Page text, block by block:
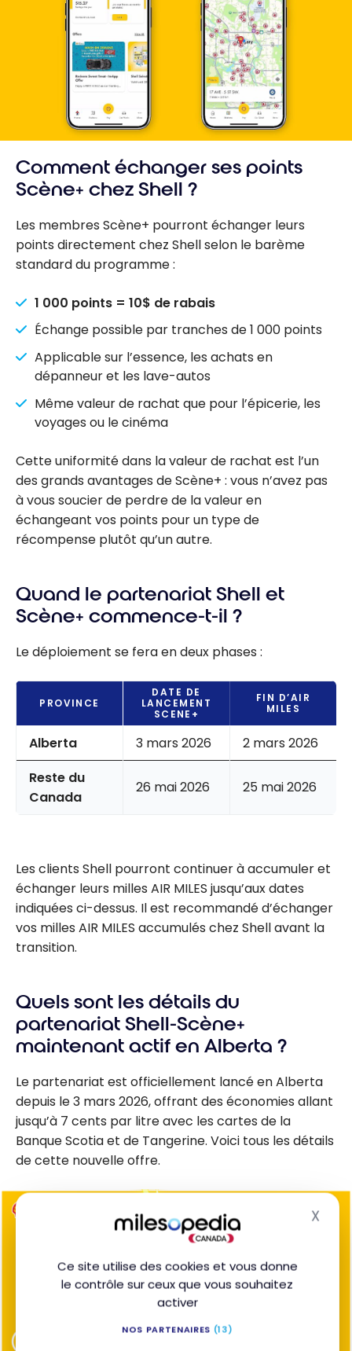
Ce site utilise des cookies et vous donne
le contrôle sur ceux que vous souhaitez
activer
NOS PARTENAIRES (13)
X
Comment échanger ses points
Scène+ chez Shell ?
Les membres Scène+ pourront échanger leurs
points directement chez Shell selon le barème
standard du programme :
1 000 points = 10$ de rabais
Échange possible par tranches de 1 000 points
Applicable sur l’essence, les achats en
dépanneur et les lave-autos
Même valeur de rachat que pour l’épicerie, les
voyages ou le cinéma
Cette uniformité dans la valeur de rachat est l’un
des grands avantages de Scène+ : vous n’avez pas
à vous soucier de perdre de la valeur en
échangeant vos points pour un type de
récompense plutôt qu’un autre.
Quand le partenariat Shell et
Scène+ commence-t-il ?
Le déploiement se fera en deux phases :
PROVINCE
DATE DE
LANCEMENT
SCENE+
FIN D’AIR
MILES
Alberta 3 mars 2026
2 mars 2026
Reste du
Canada
26 mai 2026 25 mai 2026
Les clients Shell pourront continuer à accumuler et
échanger leurs milles AIR MILES jusqu’aux dates
indiquées ci-dessus. Il est recommandé d’échanger
vos milles AIR MILES accumulés chez Shell avant la
transition.
Quels sont les détails du
partenariat Shell-Scène+
maintenant actif en Alberta ?
Le partenariat est officiellement lancé en Alberta
depuis le 3 mars 2026, offrant des économies allant
jusqu’à 7 cents par litre avec les cartes de la
Banque Scotia et de Tangerine. Voici tous les détails
de cette nouvelle offre.